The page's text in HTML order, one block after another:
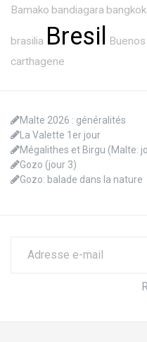
Bamako bandiagara bangkok
brasilia Bresil
carthagene
Malte 2026 : généralités
La Valette 1er jour
Mégalithes et Birgu (Malte:
Gozo (jour 3)
Gozo: balade dans la nature